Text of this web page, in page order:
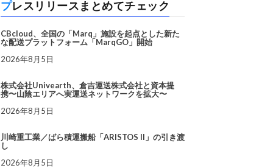
プレスリリースまとめてチェック
CBcloud、全国の「Marq」施設を起点とした新た
な配送プラットフォーム「MarqGO」開始
2026年8月5日
株式会社Univearth、倉吉運送株式会社と資本提
携〜山陰エリアへ実運送ネットワークを拡大〜
2026年8月5日
川崎重工業／ばら積運搬船「ARISTOS II」の引き渡
し
2026年8月5日